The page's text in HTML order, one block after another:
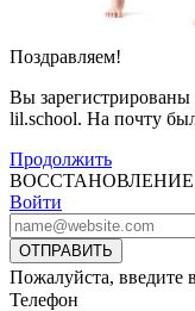
Поздравляем!
Вы
lil.school. На почту
Продолжить
Войти
ОТПРАВИТЬ
Пожалуйста,
Телефон